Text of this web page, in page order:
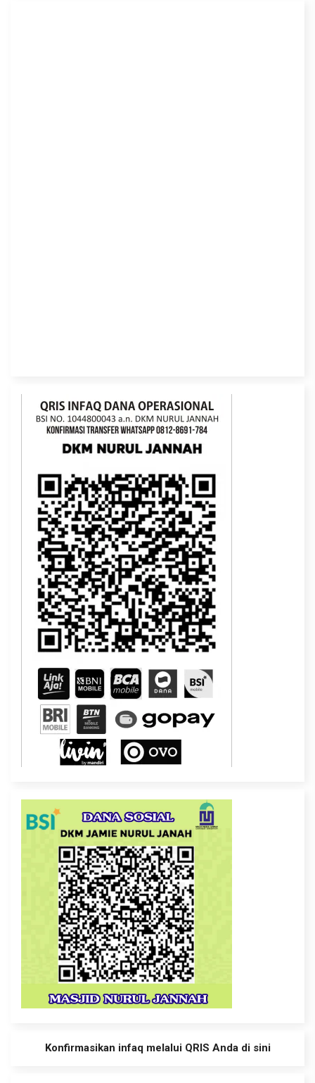
Konfirmasikan infaq melalui QRIS Anda di sini